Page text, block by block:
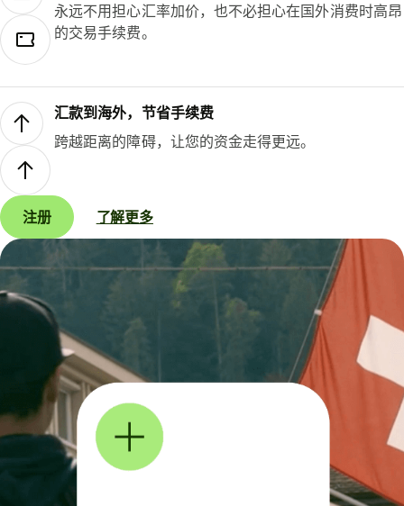
永远不用担心汇率加价，也不必担心在国外消费时高昂
的交易手续费。
汇款到海外，节省手续费
跨越距离的障碍，让您的资金走得更远。
注册 了解更多